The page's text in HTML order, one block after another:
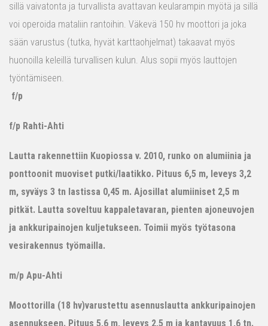
sillä vaivatonta ja turvallista avattavan keularampin myötä ja sillä
voi operoida mataliin rantoihin. Väkevä 150 hv moottori ja joka
sään varustus (tutka, hyvät karttaohjelmat) takaavat myös
huonoilla keleillä turvallisen kulun. Alus sopii myös lauttojen
työntämiseen.
f/p
f/p Rahti-Ahti
Lautta rakennettiin Kuopiossa v. 2010, runko on alumiinia ja
ponttoonit muoviset putki/laatikko. Pituus 6,5 m, leveys 3,2
m, syväys 3 tn lastissa 0,45 m. Ajosillat alumiiniset 2,5 m
pitkät. Lautta soveltuu kappaletavaran, pienten ajoneuvojen
ja ankkuripainojen kuljetukseen. Toimii myös työtasona
vesirakennus työmailla.
m/p Apu-Ahti
Moottorilla (18 hv)varustettu asennuslautta ankkuripainojen
asennukseen. Pituus 5,6 m, leveys 2,5 m ja kantavuus 1,6 tn.